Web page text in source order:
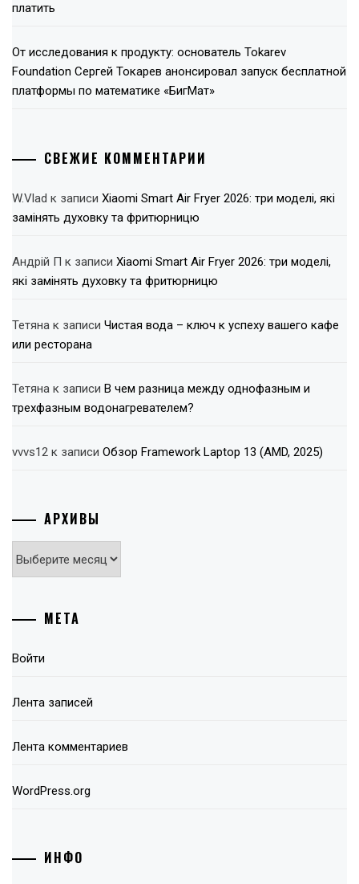
платить
От исследования к продукту: основатель Tokarev
Foundation Сергей Токарев анонсировал запуск бесплатной
платформы по математике «БигМат»
СВЕЖИЕ КОММЕНТАРИИ
W.Vlad к записи Xiaomi Smart Air Fryer 2026: три моделі, які
замінять духовку та фритюрницю
Андрій П к записи Xiaomi Smart Air Fryer 2026: три моделі,
які замінять духовку та фритюрницю
Тетяна к записи Чистая вода – ключ к успеху вашего кафе
или ресторана
Тетяна к записи В чем разница между однофазным и
трехфазным водонагревателем?
vvvs12 к записи Обзор Framework Laptop 13 (AMD, 2025)
АРХИВЫ
Архивы
МЕТА
Войти
Лента записей
Лента комментариев
WordPress.org
ИНФО